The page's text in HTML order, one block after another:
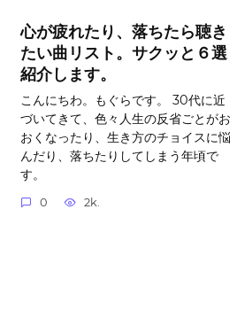
心が疲れたり、落ちたら聴き
たい曲リスト。サクッと６選
紹介します。
こんにちわ。もぐらです。 30代に近
づいてきて、色々人生の反省ごとがお
おくなったり、生き方のチョイスに悩
んだり、落ちたりしてしまう年頃で
す。
0 2k.